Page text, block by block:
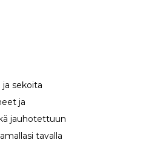
ja sekoita
ja
jauhotettuun
tavalla